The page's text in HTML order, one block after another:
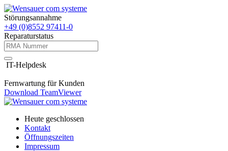
Störungsannahme
+49 (0)8552 97411-0
Reparaturstatus
IT-Helpdesk
Fernwartung für Kunden
Download TeamViewer
Heute geschlossen
Kontakt
Öffnungszeiten
Impressum